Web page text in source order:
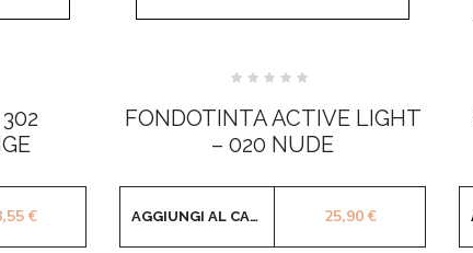
€
su
5
FONDOTINTA ACTIVE LIGHT
– 020 NUDE
25,90€
AGGIUNGI AL CARRELLO